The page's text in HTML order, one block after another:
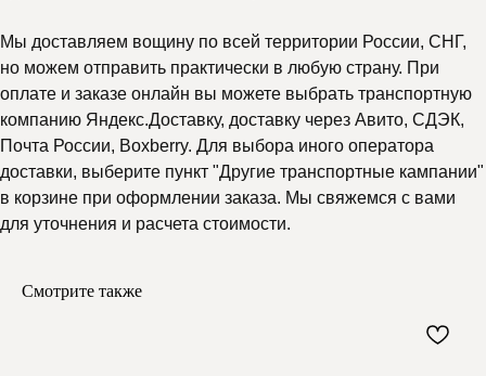
Мы доставляем вощину по всей территории России, СНГ,
но можем отправить практически в любую страну. При
оплате и заказе онлайн вы можете выбрать транспортную
компанию Яндекс.Доставку, доставку через Авито, СДЭК,
Почта России, Boxberry. Для выбора иного оператора
доставки, выберите пункт "Другие транспортные кампании"
в корзине при оформлении заказа. Мы свяжемся с вами
для уточнения и расчета стоимости.
Смотрите также